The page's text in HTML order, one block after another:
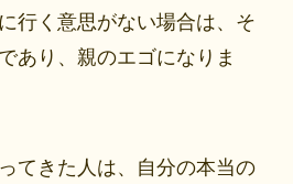
行く意思がない場合は、そ
あり、親のエゴになりま
てきた人は、自分の本当の